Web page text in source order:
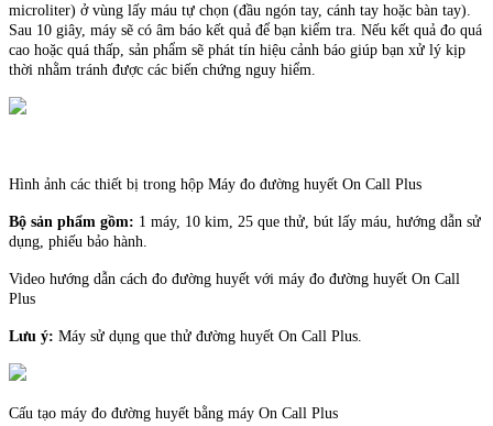
microliter) ở vùng lấy máu tự chọn (đầu ngón tay, cánh tay hoặc bàn tay).
Sau 10 giây, máy sẽ có âm báo kết quả để bạn kiểm tra. Nếu kết quả đo quá
cao hoặc quá thấp, sản phẩm sẽ phát tín hiệu cảnh báo giúp bạn xử lý kịp
thời nhằm tránh được các biến chứng nguy hiểm.
Hình ảnh các thiết bị trong hộp Máy đo đường huyết On Call Plus
Bộ sản phẩm gồm: 1 máy, 10 kim, 25 que thử, bút lấy máu, hướng dẫn sử
dụng, phiếu bảo hành.
Video hướng dẫn cách đo đường huyết với máy đo đường huyết On Call
Plus
Lưu ý: Máy sử dụng que thử đường huyết On Call Plus.
Cấu tạo máy đo đường huyết bằng máy On Call Plus